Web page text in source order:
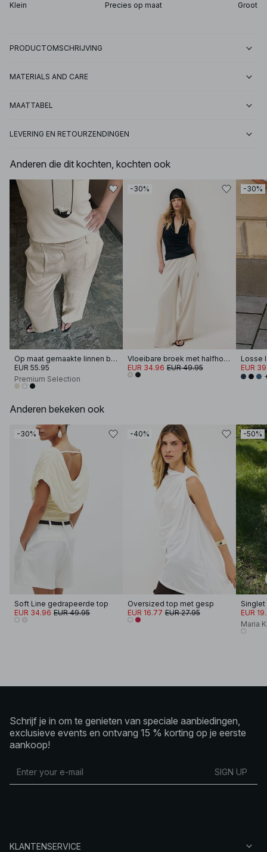
Klein Precies op maat Groot
PRODUCTOMSCHRIJVING
MATERIALS AND CARE
MAATTABEL
LEVERING EN RETOURZENDINGEN
Anderen die dit kochten, kochten ook
Op maat gemaakte linnen broek met wijde pijpen
EUR 55.95
Premium Selection
-30%
Vloeibare broek met halfhoge pasvorm en elastische taille
EUR 34.96 EUR 49.95
-30%
EUR
Anderen bekeken ook
-30%
Soft Line gedrapeerde top
EUR 34.96 EUR 49.95
-40%
Oversized top met gesp
EUR 16.77 EUR 27.95
-50%
EUR
Maria
Schrijf je in om te genieten van speciale aanbiedingen,
exclusieve events en ontvang 15 % korting op je eerste
aankoop!
SIGN UP
KLANTENSERVICE